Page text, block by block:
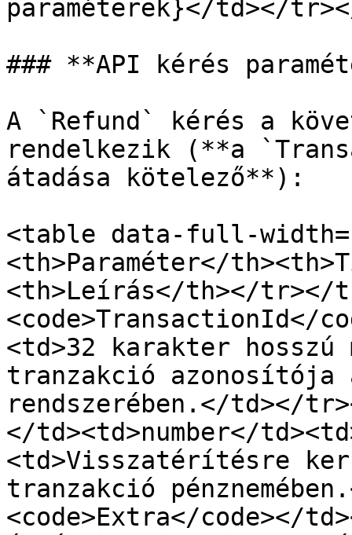
paraméterek}</td></
### **API kérés
A `Refund` kérés a
rendelkezik (**a
átadása kötelező**):
<table data-full-
<th>Paraméter</
<th>Leírás</th></tr></
<code>TransactionId</
<td>32 karakter hosszú
tranzakció azonosítója a
rendszerében.</td></
</td><td>number</
<td>Visszatérítésre
tranzakció
<code>Extra</code></